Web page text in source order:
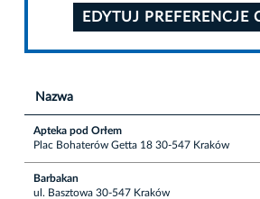
EDYTUJ PREFERENCJE
Nazwa
Apteka pod Orłem
Plac Bohaterów Getta 18 30-547 Kraków
Barbakan
ul. Basztowa 30-547 Kraków